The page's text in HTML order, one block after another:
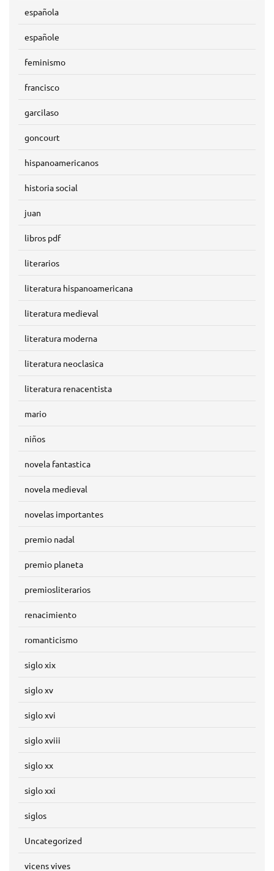
española
españole
feminismo
francisco
garcilaso
goncourt
hispanoamericanos
historia social
juan
libros pdf
literarios
literatura hispanoamericana
literatura medieval
literatura moderna
literatura neoclasica
literatura renacentista
mario
niños
novela fantastica
novela medieval
novelas importantes
premio nadal
premio planeta
premiosliterarios
renacimiento
romanticismo
siglo xix
siglo xv
siglo xvi
siglo xviii
siglo xx
siglo xxi
siglos
Uncategorized
vicens vives